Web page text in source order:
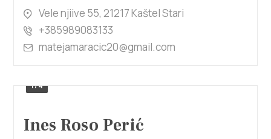
Vele njiive 55, 21217 Kaštel Stari
+385989083133
matejamaracic20@gmail.com
1/4
Ines Roso Perić